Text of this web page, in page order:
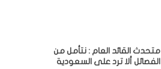
متحدث القائد العام : نتأمل من
الفصائل ألا ترد على السعودية